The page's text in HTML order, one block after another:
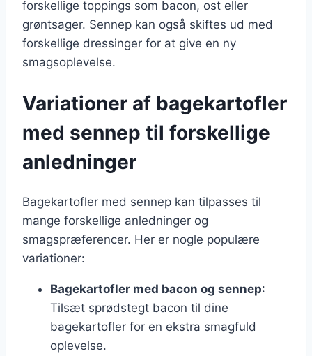
forskellige toppings som bacon, ost eller
grøntsager. Sennep kan også skiftes ud med
forskellige dressinger for at give en ny
smagsoplevelse.
Variationer af bagekartofler
med sennep til forskellige
anledninger
Bagekartofler med sennep kan tilpasses til
mange forskellige anledninger og
smagspræferencer. Her er nogle populære
variationer:
Bagekartofler med bacon og sennep:
Tilsæt sprødstegt bacon til dine
bagekartofler for en ekstra smagfuld
oplevelse.